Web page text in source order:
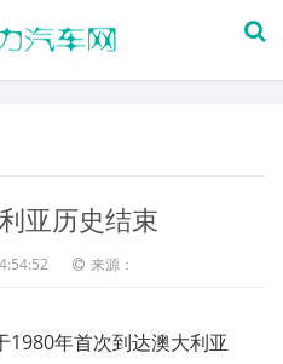
亚历史结束
来源：
1980年首次到达澳大利亚